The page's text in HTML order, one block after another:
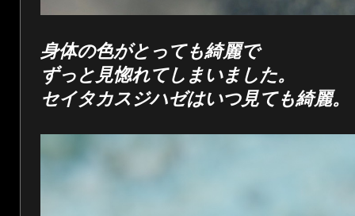
身体の色がとっても綺麗で
ずっと見惚れてしまいました。
セイタカスジハゼはいつ見ても綺麗。